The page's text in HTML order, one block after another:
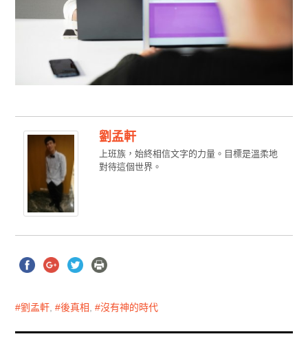
劉孟軒
上班族，始終相信文字的力量。目標是溫柔地
對待這個世界。
劉孟軒, 後真相, 沒有神的時代